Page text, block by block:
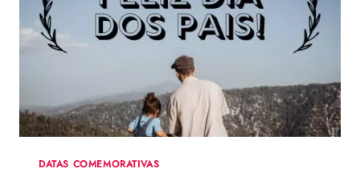
DATAS COMEMORATIVAS